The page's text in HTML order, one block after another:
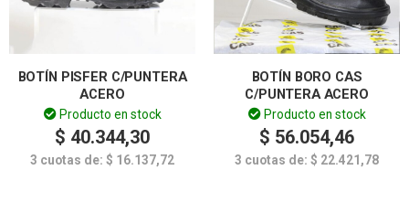
BOTÍN PISFER C/PUNTERA
ACERO
Producto en stock
$ 40.344,30
3 cuotas de: $ 16.137,72
BOTÍN BORO CAS
C/PUNTERA ACERO
Producto en stock
$ 56.054,46
3 cuotas de: $ 22.421,78